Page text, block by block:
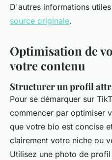
D'autres informations
source originale.
Optimisation de
votre contenu
Structurer un profil
Pour se démarquer sur
commencer par optimiser
que votre bio est concise
clairement votre niche ou
Utilisez une photo de profil